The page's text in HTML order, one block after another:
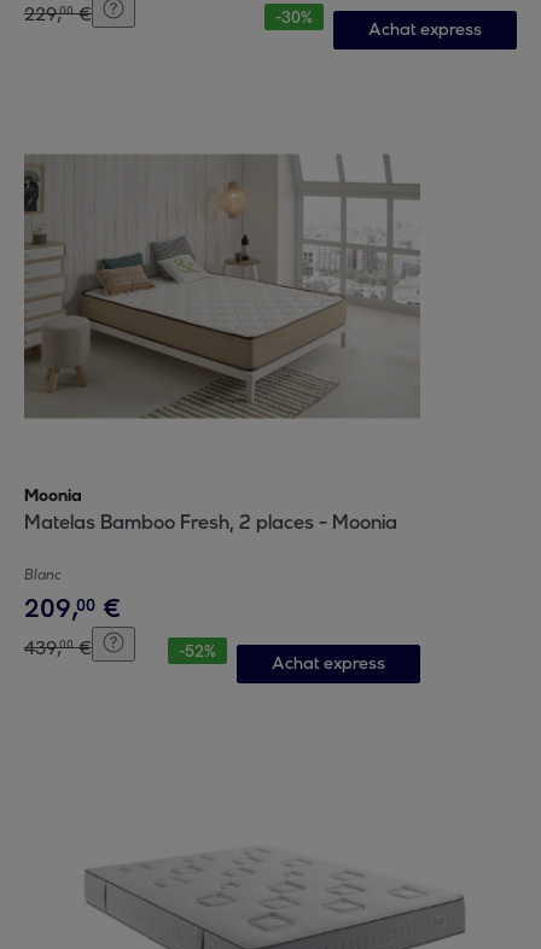
229,00 € -30%
Achat express
Moonia
Matelas Bamboo Fresh, 2 places - Moonia
Blanc
209,00 €
439,00 € -52%
Achat express